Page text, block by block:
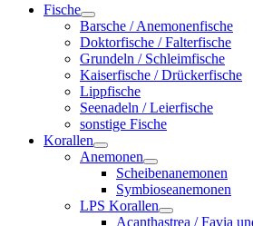
Fische
Barsche / Anemonenfische
Doktorfische / Falterfische
Grundeln / Schleimfische
Kaiserfische / Drückerfische
Lippfische
Seenadeln / Leierfische
sonstige Fische
Korallen
Anemonen
Scheibenanemonen
Symbioseanemonen
LPS Korallen
Acanthastrea / Favia